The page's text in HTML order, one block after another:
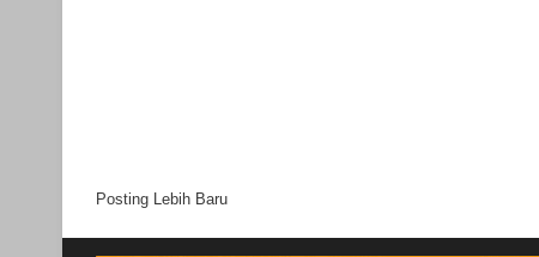
Posting Lebih Baru